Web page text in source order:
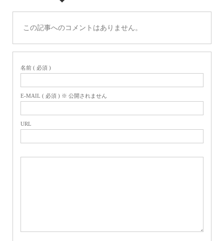
この記事へのコメントはありません。
名前 ( 必須 )
E-MAIL ( 必須 ) ※ 公開されません
URL